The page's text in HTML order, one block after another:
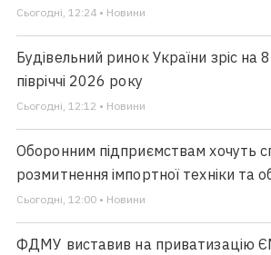
Сьогодні, 12:24 • Новини
Будівельний ринок України зріс на
півріччі 2026 року
Сьогодні, 12:12 • Новини
Оборонним підприємствам хочуть
розмитнення імпортної техніки та
Сьогодні, 12:00 • Новини
ФДМУ виставив на приватизацію